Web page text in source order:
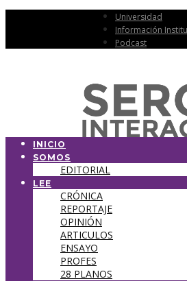
Universidad
Información
Podcast
INICIO
SOMOS
EDITORIAL
LEE
CRÓNICA
REPORTAJE
OPINIÓN
ARTICULOS
ENSAYO
PROFES
28 PLANOS